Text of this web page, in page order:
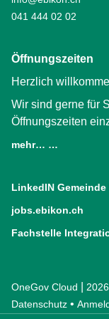
041 444 02 02
Öffnungszeiten
Herzlich
Wir sind gerne für
Öffnungszeiten
mehr… …
LinkedIN
jobs.ebikon.ch
Fachstelle
OneGov Cloud
Datenschutz (External